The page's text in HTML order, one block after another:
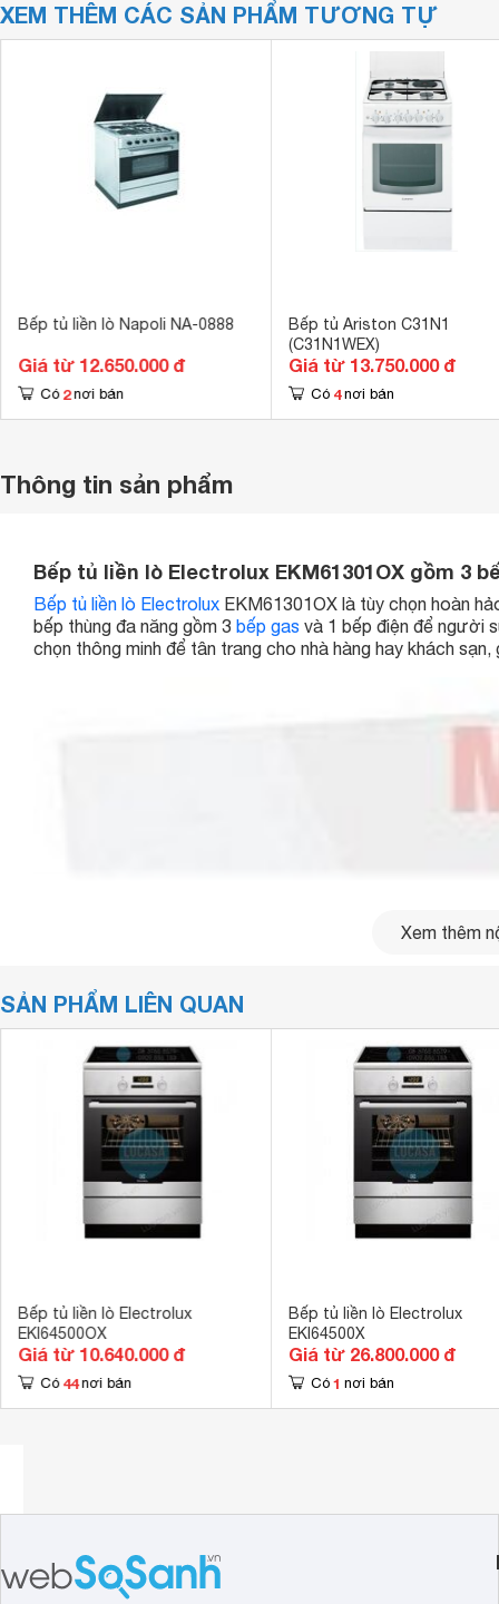
XEM THÊM CÁC SẢN PHẨM TƯƠNG TỰ
Bếp tủ liền lò Napoli NA-0888
Giá từ 12.650.000 đ
Có 2 nơi bán
Bếp tủ Ariston C31N1
(C31N1WEX)
Giá từ 13.750.000 đ
Có 4 nơi bán
Thông tin sản phẩm
Bếp tủ liền lò Electrolux EKM61301OX gồm 3
Bếp tủ liền lò Electrolux EKM61301OX là tùy chọn hoàn
bếp thùng đa năng gồm 3 bếp gas và 1 bếp điện để người
chọn thông minh để tân trang cho nhà hàng hay khách sạn,
Xem thêm
SẢN PHẨM LIÊN QUAN
Bếp tủ liền lò Electrolux
EKI64500OX
Giá từ 10.640.000 đ
Có 44 nơi bán
Bếp tủ liền lò Electrolux
EKI64500X
Giá từ 26.800.000 đ
Có 1 nơi bán